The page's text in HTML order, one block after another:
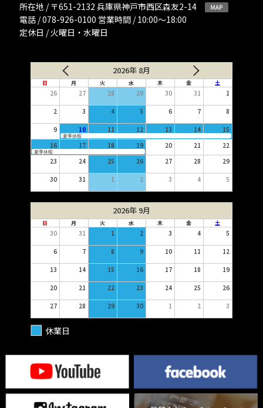
所在地 / 〒651-2132 兵庫県神戸市西区森友2-14
電話 / 078-926-0100 営業時間 / 10:00〜18:00
定休日 / 火曜日・水曜日
2026年 8月
日 月 火 水 木 金 土
26 27 28 29 30 31 1
2 3 4 5 6 7 8
9 10 11 12 13 14 15
夏季休暇
16 17 18 19 20 21 22
夏季休暇
23 24 25 26 27 28 29
30 31 1 2 3 4 5
2026年 9月
日 月 火 水 木 金 土
30 31 1 2 3 4 5
6 7 8 9 10 11 12
13 14 15 16 17 18 19
20 21 22 23 24 25 26
27 28 29 30 1 2 3
休業日